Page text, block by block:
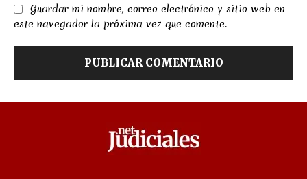
Guardar mi nombre, correo electrónico y sitio web en
este navegador la próxima vez que comente.